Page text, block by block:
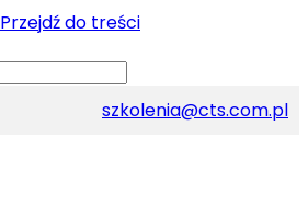
Przejdź do treści
szkolenia@cts.com.pl